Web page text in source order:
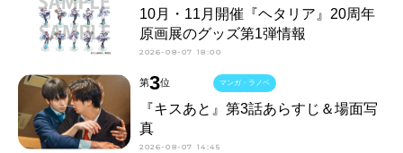
10月・11月開催『ヘタリア』20周年
原画展のグッズ第1弾情報
2026-08-07 18:00
第3位
『キスあと』第3話あらすじ＆場面写
真
2026-08-07 14:45
マンガ・ラノベ